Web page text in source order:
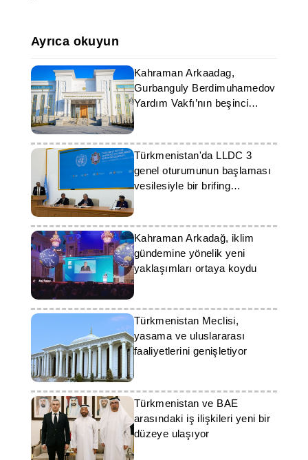
Ayrıca okuyun
Kahraman Arkaadag,
Gurbanguly Berdimuhamedov
Yardım Vakfı’nın beşinci
yıldönümünü kutladı
Türkmenistan'da LLDC 3
genel oturumunun başlaması
vesilesiyle bir brifing
Kahraman Arkadağ, iklim
gündemine yönelik yeni
yaklaşımları ortaya koydu
Türkmenistan Meclisi,
yasama ve uluslararası
faaliyetlerini genişletiyor
Türkmenistan ve BAE
arasındaki iş ilişkileri yeni bir
düzeye ulaşıyor